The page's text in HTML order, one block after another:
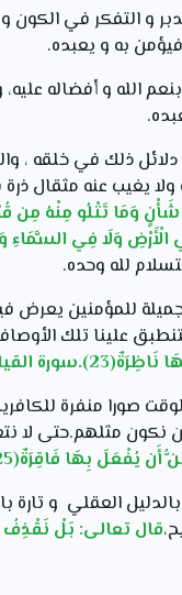
و التفكر في الكون و
به و يعبده.
الله و أفضاله
دلائل ذلك في خلقه ،
يغيب عنه مثقال
وَمَا تَتْلُو مِنْهُ مِن
وَلَا فِي السَّمَاءِ
للمؤمنين يعرض
علينا تلك
صورا منفرة
نكون مثلهم.حتى لا
العقلي و تارة
قال تعالى: بَلْ نَقْذِفُ